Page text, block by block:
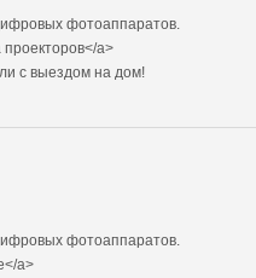
фотоаппаратов.
a>
с выездом на дом!
фотоаппаратов.
a>